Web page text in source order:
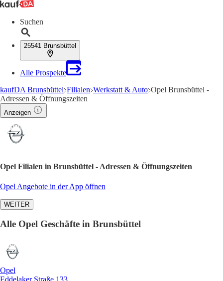
Suchen
25541 Brunsbüttel
Alle Prospekte
kaufDA Brunsbüttel Filialen Werkstatt & Auto Opel Brunsbüttel -
Adressen & Öffnungszeiten
Anzeigen
Opel Filialen in Brunsbüttel - Adressen & Öffnungszeiten
Opel Angebote in der App öffnen
WEITER
Alle Opel Geschäfte in Brunsbüttel
Opel
Eddelaker Straße 133